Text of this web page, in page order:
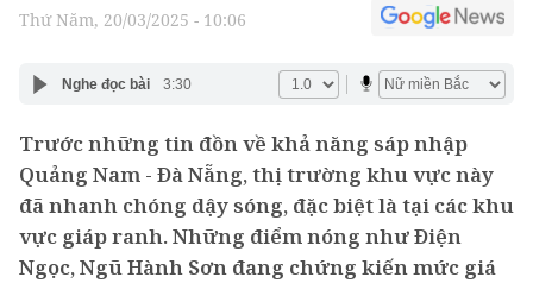
Thứ Năm, 20/03/2025 - 10:06
Nghe đọc bài 3:30
Trước những tin đồn về khả năng sáp nhập
Quảng Nam - Đà Nẵng, thị trường khu vực này
đã nhanh chóng dậy sóng, đặc biệt là tại các khu
vực giáp ranh. Những điểm nóng như Điện
Ngọc, Ngũ Hành Sơn đang chứng kiến mức giá